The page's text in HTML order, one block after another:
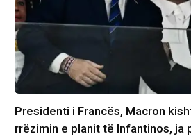
Presidenti i Francës, Macron
rrëzimin e planit të Infantinos, ja